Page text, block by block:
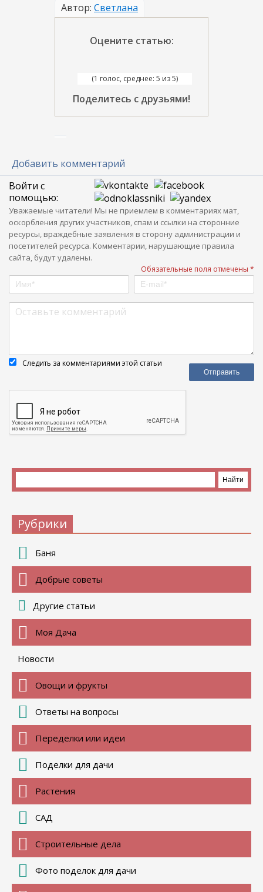
Автор: Светлана
Оцените статью:
(1 голос, среднее: 5 из 5)
Поделитесь с друзьями!
Добавить комментарий
Войти с
помощью:
Уважаемые читатели! Мы не приемлем в комментариях мат,
оскорбления других участников, спам и ссылки на сторонние
ресурсы, враждебные заявления в сторону администрации и
посетителей ресурса. Комментарии, нарушающие правила
сайта, будут удалены.
Обязательные поля отмечены *
Следить за комментариями этой статьи
Рубрики
Баня
Добрые советы
Другие статьи
Моя Дача
Новости
Овощи и фрукты
Ответы на вопросы
Переделки или идеи
Поделки для дачи
Растения
САД
Строительные дела
Фото поделок для дачи